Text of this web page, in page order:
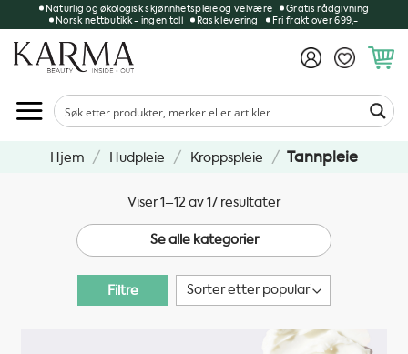
to
content
Naturlig og økologisk skjønnhetspleie og velvære
Gratis rådgivning
Norsk nettbutikk - ingen toll
Rask levering Fri frakt over 699,-
Hjem / Hudpleie / Kroppspleie / Tannpleie
Viser 1–12 av 17 resultaterSortert
etter
propularitet
Se alle kategorier
Filtre